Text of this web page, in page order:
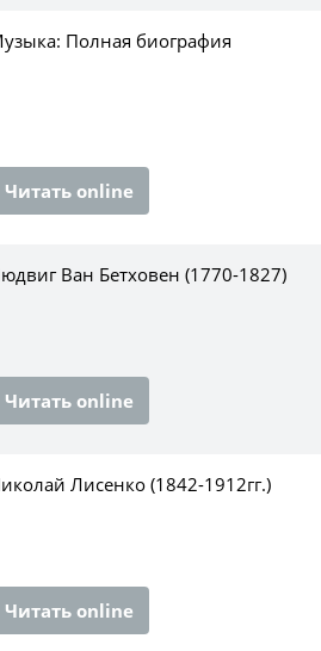
Полная биография
Читать online
Ван Бетховен (1770-1827)
Читать online
Лисенко (1842-1912гг.)
Читать online